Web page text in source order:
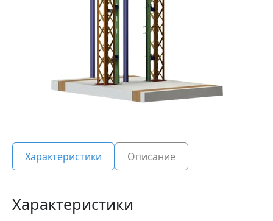
Характеристики Описание
Характеристики